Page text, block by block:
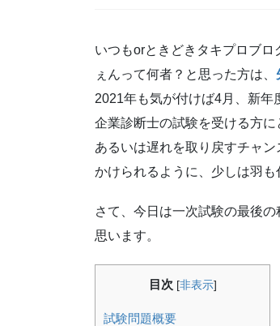
いつもorときどきタキプロブ
ぇんって何者？と思った方は、
2021年も気が付けば4月、新
企業診断士の試験を受ける方
あるいは遅れを取り戻すチャ
かけられるように、少しは羽も
さて、今日は一次試験の最後
思います。
目次 [非表示]
試験問題概要